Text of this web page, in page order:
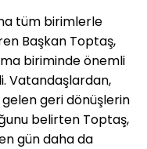
tüm birimlerle
Başkan Toptaş,
biriminde önemli
Vatandaşlardan,
geri dönüşlerin
belirten Toptaş,
gün daha da